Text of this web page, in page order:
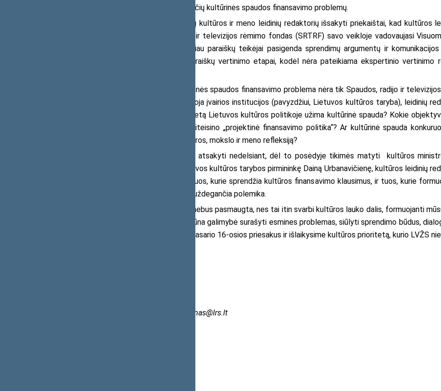
nuomones dėl metų metais besitęsiančių kultūrinės spaudos finansavimo problemų.
Seimo narys mano, jog periodinių kultūros ir meno leidinių redaktorių išsakyti priekaištai, kad
mažėjo, turi pagrindo. Spaudos, radijo ir televizijos rėmimo fondas (SRTRF) savo veikloje vadovaujasi
Bendraisiais konkursų nuostatais, tačiau paraiškų teikėjai pasigenda sprendimų argumentų ir
reikalingi visi trys Fondui pateiktų paraiškų vertinimo etapai, kodėl nėra pateikiama ekspertinio
S. Tumėnas pabrėžia, kad „kultūrinės spaudos finansavimo problema nėra tik Spaudos, radijo ir
visą kultūros lauką, kuriame funkcionuoja įvairios institucijos (pavyzdžiui, Lietuvos kultūros taryba), leidinių
remti visus kultūros leidinius? Kokią vietą Lietuvos kultūros politikoje užima kultūrinė spauda? Kokie
leidinių finansavimo mažėjimą? Ar pasiteisino „projektinė finansavimo politika“? Ar kultūrinė spauda
Lietuvoje tikrai inicijuoja pažangią kultūros, mokslo ir meno refleksiją?
Į šiuos ir kitus klausimus turime atsakyti nedelsiant, dėl to posėdyje tikimės matyti kultūros
pirmininkę Danguolę Skarbalienę, Lietuvos kultūros tarybos pirmininkę Dainą Urbanavičienę, kultūros leidinių
dalyvius. Išklausysime abi puses – ir tuos, kurie sprendžia kultūros finansavimo klausimus, ir tuos, kurie
darbu, originalia kūryba, aštria kritika ir uždegančia polemika.
Neabejoju, kad kultūrinė spauda nebus pasmaugta, nes tai itin svarbi kultūros lauko dalis, formuojanti
O tušti kultūros savaitraščio lapai tebūna galimybė surašyti esmines problemas, siūlyti sprendimo būdus,
yra. Tai darydami vykdysime 1918 m. Vasario 16-osios priesakus ir išlaikysime kultūros prioritetą, kurio LVŽS
stasys.tumenas@lrs.lt